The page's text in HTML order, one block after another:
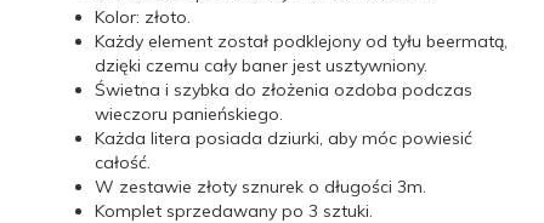
Kolor: złoto.
Każdy element został podklejony od tyłu beermatą,
dzięki czemu cały baner jest usztywniony.
Świetna i szybka do złożenia ozdoba podczas
wieczoru panieńskiego.
Każda litera posiada dziurki, aby móc powiesić
całość.
W zestawie złoty sznurek o długości 3m.
Komplet sprzedawany po 3 sztuki.